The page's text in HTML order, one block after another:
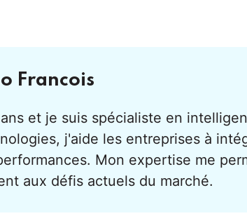
Francois
et je suis spécialiste en
j'aide les entreprises à
Mon expertise me
aux défis actuels du marché.